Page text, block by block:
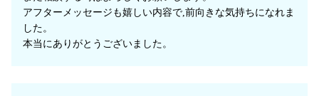
アフターメッセージも嬉しい内容で,前向きな気持ちになれま
した。
本当にありがとうございました。